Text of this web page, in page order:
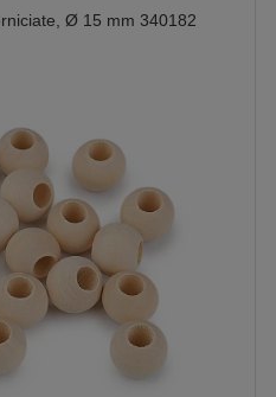
Ø 15 mm 340182